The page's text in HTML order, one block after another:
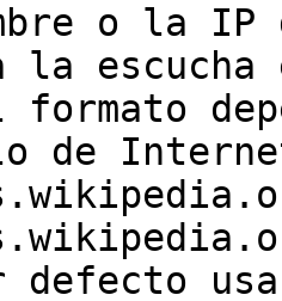
o la IP
la
de
defecto